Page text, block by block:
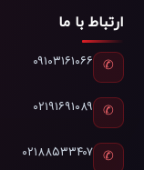
ارتباط با ما
✆ ۰۹۱۰۳۱۶۱۰۶۶
✆ ۰۲۱۹۱۶۹۱۰۸۹
✆ ۰۲۱۸۸۵۳۳۴۰۷